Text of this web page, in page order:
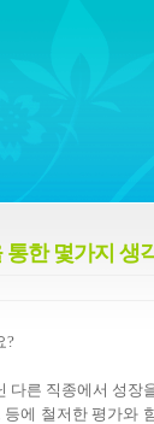
통한 몇가지 생
?
른 직종에서 성
에 철저한 평가와